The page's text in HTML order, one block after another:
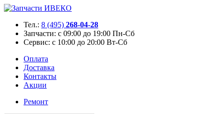
Тел.: 8 (495) 268-04-28
Запчасти: с 09:00 до 19:00 Пн-Сб
Сервис: с 10:00 до 20:00 Вт-Сб
Оплата
Доставка
Контакты
Акции
Ремонт